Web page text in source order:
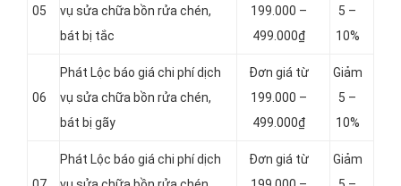
05
vụ sửa chữa bồn rửa chén,
bát bị tắc
199.000 –
499.000₫
5 –
10%
06
Phát Lộc báo giá chi phí dịch
vụ sửa chữa bồn rửa chén,
bát bị gãy
Đơn giá từ
199.000 –
499.000₫
Giảm
5 –
10%
Phát Lộc báo giá chi phí dịch
Đơn giá từ
Giảm